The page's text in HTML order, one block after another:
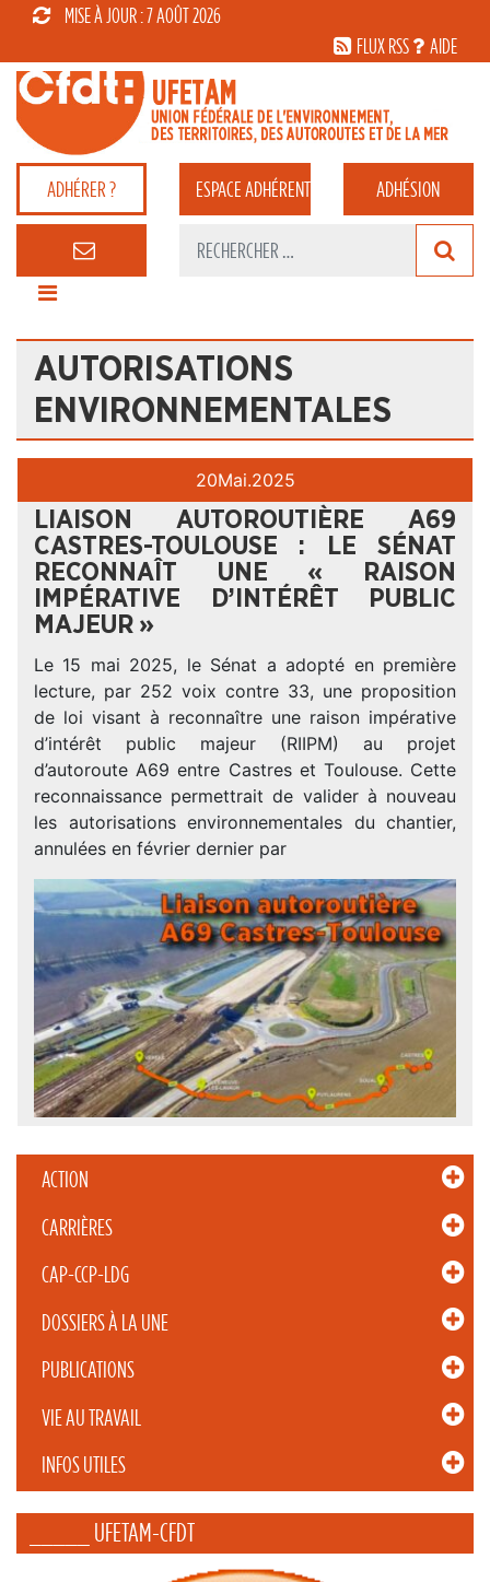
MISE À JOUR : 7 AOÛT 2026
FLUX RSS
AIDE
ADHÉRER ? ESPACEADHÉRENT ADHÉSION
AUTORISATIONS
ENVIRONNEMENTALES
ACTION
CARRIÈRES
CAP-CCP-LDG
DOSSIERS À LA UNE
PUBLICATIONS
VIE AU TRAVAIL
INFOS UTILES
_____ UFETAM-CFDT
20Mai.2025
LIAISON AUTOROUTIÈRE A69
CASTRES-TOULOUSE : LE SÉNAT
RECONNAÎT UNE « RAISON
IMPÉRATIVE D’INTÉRÊT PUBLIC
MAJEUR »
Le 15 mai 2025, le Sénat a adopté en première
lecture, par 252 voix contre 33, une proposition
de loi visant à reconnaître une raison impérative
d’intérêt public majeur (RIIPM) au projet
d’autoroute A69 entre Castres et Toulouse. Cette
reconnaissance permettrait de valider à nouveau
les autorisations environnementales du chantier,
annulées en février dernier par